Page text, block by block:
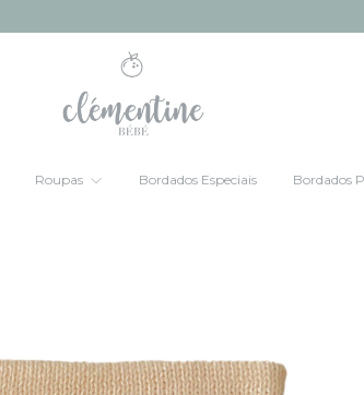
Roupas Bordados Especiais Bordados